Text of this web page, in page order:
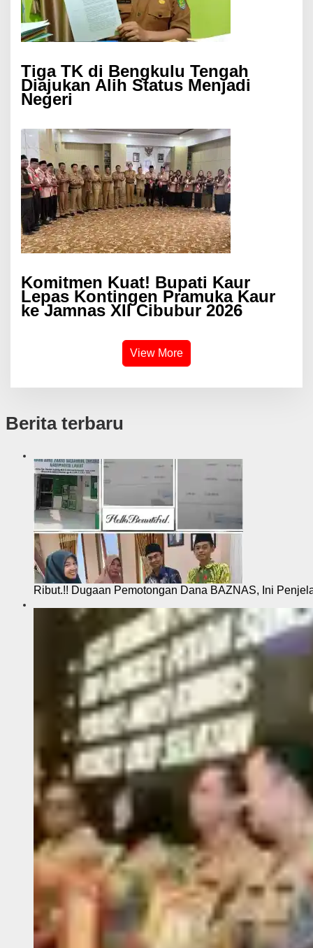
Tiga TK di Bengkulu Tengah
Diajukan Alih Status Menjadi
Negeri
Komitmen Kuat! Bupati Kaur
Lepas Kontingen Pramuka Kaur
ke Jamnas XII Cibubur 2026
View More
Berita terbaru
Ribut.!! Dugaan Pemotongan Dana BAZNAS, Ini